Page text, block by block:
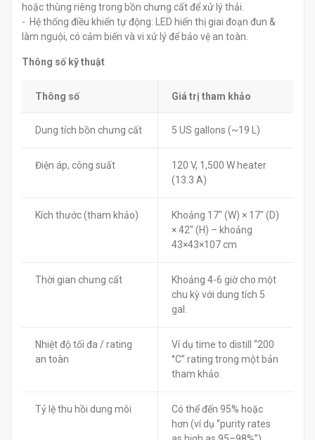
hoặc thùng riêng trong bồn chưng cất để xử lý thải.
- Hệ thống điều khiển tự động: LED hiển thị giai đoạn đun &
làm nguội, có cảm biến và vi xử lý để bảo vệ an toàn.
Thông số kỹ thuật
Thông số Giá trị tham khảo
Dung tích bồn chưng cất 5 US gallons (~19 L)
Điện áp, công suất
120 V, 1,500 W heater
(13.3 A)
Kích thước (tham khảo)
Khoảng 17″ (W) × 17″ (D)
× 42″ (H) – khoảng
43×43×107 cm
Thời gian chưng cất
Khoảng 4-6 giờ cho một
chu kỳ với dung tích 5
gal.
Nhiệt độ tối đa / rating
an toàn
Ví dụ time to distill “200
°C” rating trong một bản
tham khảo.
Tỷ lệ thu hồi dung môi
Có thể đến 95% hoặc
hơn (ví dụ “purity rates